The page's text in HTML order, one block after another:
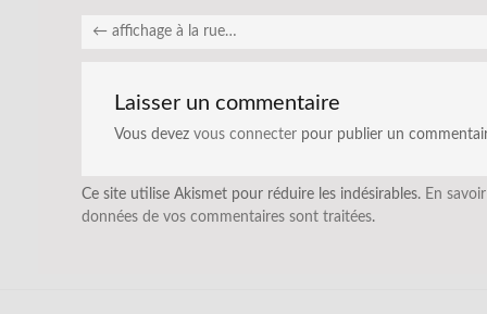
← affichage à la rue…
Laisser un commentaire
Vous devez vous connecter pour publier un
Ce site utilise Akismet pour réduire les indésirables. En
données de vos commentaires sont traitées.